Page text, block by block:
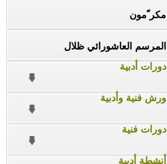
مكر ّمون
المرسم العاشورائي ظلال
دورات أدبية
ورش فنية وأدبية
دورات فنية
أنشطة أدبية